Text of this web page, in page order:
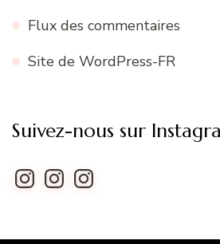
Flux des commentaires
Site de WordPress-FR
Suivez-nous sur
Instagram
InstagramInstagram